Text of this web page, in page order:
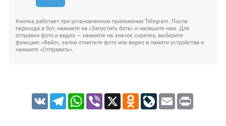
Кнопка работает при установленном приложении Telegram. После
перехода в бот, нажмите на «Запустить бота» и напишите нам. Для
отправки фото и видео — нажмите на значок скрепки, выберите
функцию «Файл», затем отметьте фото или видео в памяти устройства и
нажмите «Отправить».
VK TelegramWhatsApp
Viber X Odnoklassniki
LiveJournal
Email Print